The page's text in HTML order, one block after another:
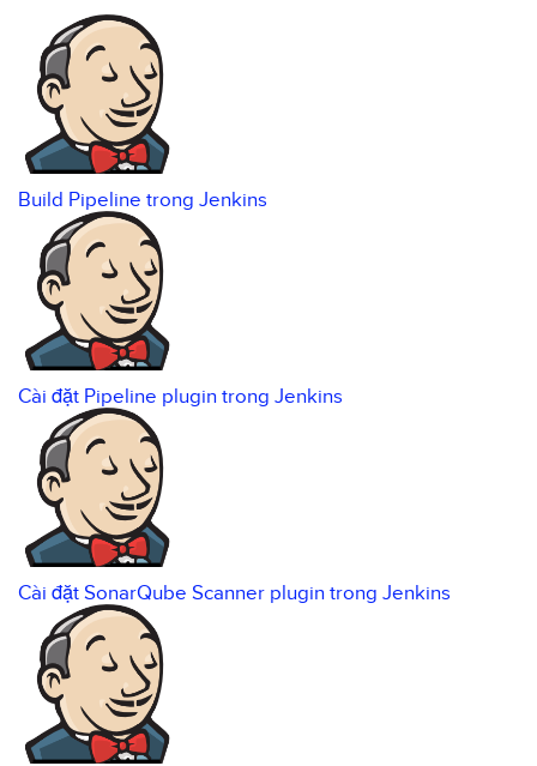
Build Pipeline trong Jenkins
Cài đặt Pipeline plugin trong Jenkins
Cài đặt SonarQube Scanner plugin trong Jenkins